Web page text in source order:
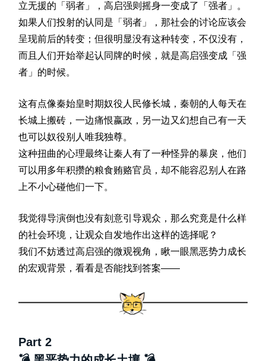
立无援的「弱者」，高启强则摇身一变成了「强者」。
如果人们投射的认同是「弱者」，那社会的讨论应该会
呈现前后的转变；但很明显没有这种转变，不仅没有，
而且人们开始举起认同牌的时候，就是高启强变成「强
者」的时候。
这有点像秦始皇时期奴役人民修长城，秦朝的人每天在
长城上搬砖，一边痛恨嬴政，另一边又幻想自己有一天
也可以奴役别人唯我独尊。
这种扭曲的心理最终让秦人有了一种怪异的暴戾，他们
可以用多年积攒的粮食贿赂官员，却不能容忍别人在路
上不小心碰他们一下。
我觉得导演倒也没有刻意引导观众， 那么究竟是什么样
的社会环境，让观众自发地作出这样的选择呢？
我们不妨透过高启强的微观视角，瞅一眼黑恶势力成长
的宏观背景，看看是否能找到答案——
Part 2